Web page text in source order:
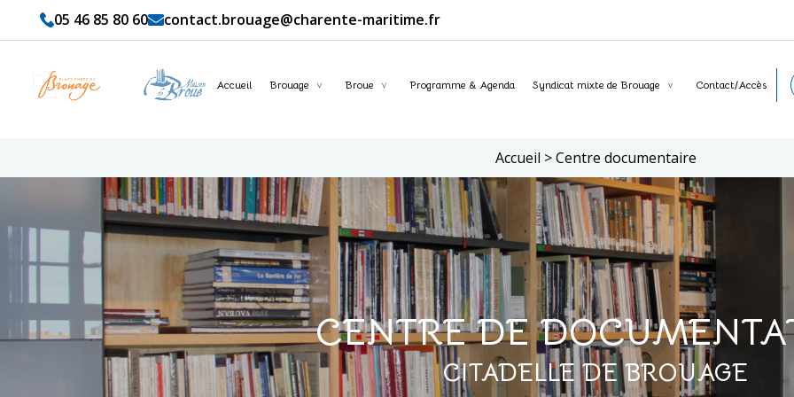
05 46 85 80 60 contact.brouage@charente-maritime.fr
Accueil Brouage Broue Programme & Agenda Syndicat mixte de Brouage Contact/Accès
Accueil >Centre documentaire
CENTRE DE
CITADELLE DE BROUAGE